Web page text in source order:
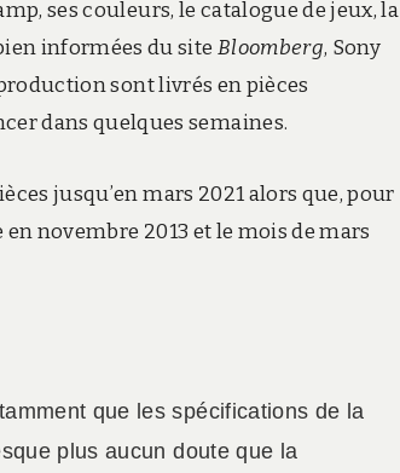
ses couleurs, le catalogue de jeux, la
informées du site Bloomberg, Sony
sont livrés en pièces
dans quelques semaines.
jusqu’en mars 2021 alors que, pour
en novembre 2013 et le mois de mars
que les spécifications de la
plus aucun doute que la